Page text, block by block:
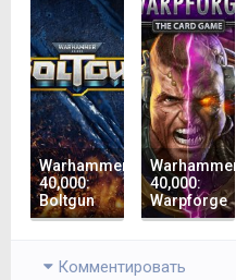
Warhammer
40,000:
Boltgun
Warhammer
40,000:
Warpforge
Комментировать